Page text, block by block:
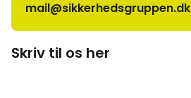
mail@sikkerhedsgruppen.dk
Skriv til os her